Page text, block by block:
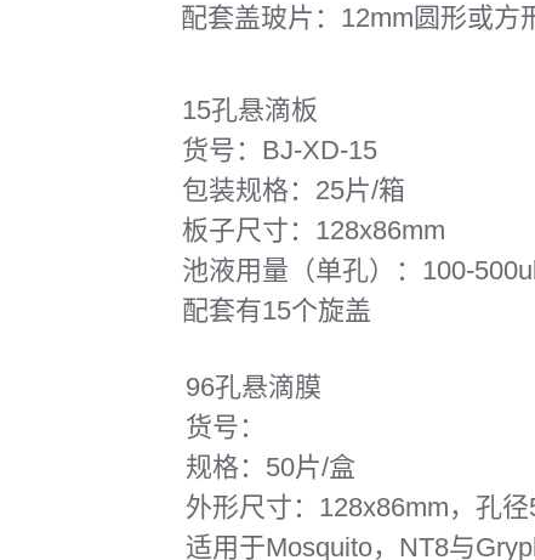
96孔悬滴膜
货号：
规格：50片/盒
外形尺寸：128x86mm，孔径
适用于Mosquito，NT8与
配套盖玻片：12mm圆形或方
15孔悬滴板
货号：BJ-XD-15
包装规格：25片/箱
板子尺寸：128x86mm
池液用量（单孔）：100-
配套有15个旋盖